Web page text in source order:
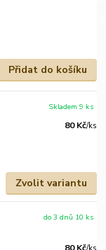
Přidat do košíku
80 Kč/ks
Skladem 9 ks
Zvolit variantu
80 Kč/ks
do 3 dnů 10 ks